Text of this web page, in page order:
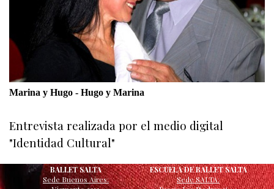
Marina y Hugo - Hugo y Marina
Entrevista realizada por el medio digital
"Identidad Cultural"
BALLET SALTA
Sede Buenos Aires:
ESCUELA DE BALLET SALTA
Sede SALTA: